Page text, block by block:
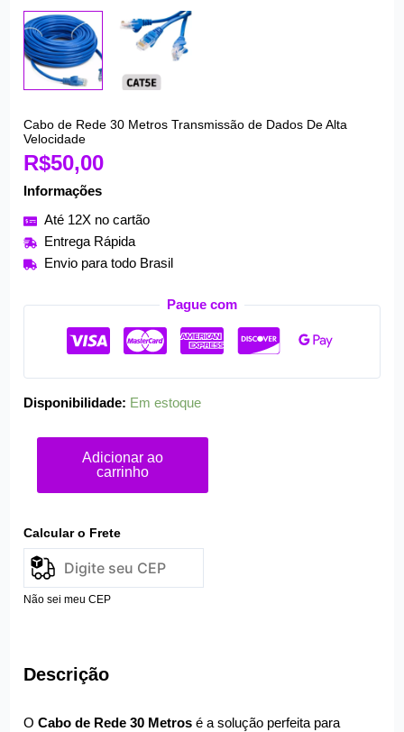
Cabo de Rede 30 Metros Transmissão de Dados De Alta
Velocidade
R$50,00
Informações
Até 12X no cartão
Entrega Rápida
Envio para todo Brasil
Pague com
Disponibilidade: Em estoque
Cabo
de
Rede
30
Metros
Transmissão
de
Velocidade
Adicionar ao
carrinho
Calcular o Frete
Não sei meu CEP
Descrição
OCabo de Rede 30 Metros é a solução perfeita para